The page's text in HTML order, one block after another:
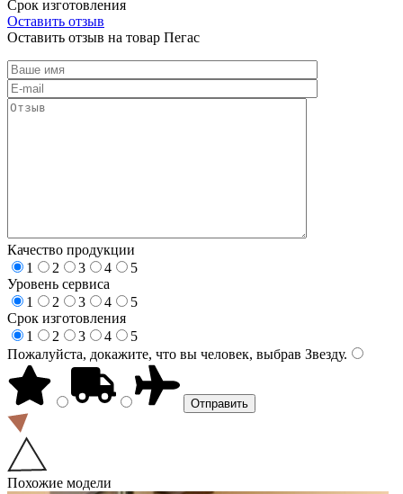
Срок изготовления
Оставить отзыв
Оставить отзыв на товар Пегас
Качество продукции
1
2 3 4
5
Уровень сервиса
1
2 3 4
5
Срок изготовления
1
2 3 4
5
Пожалуйста, докажите, что вы человек, выбрав Звезду.
Похожие модели